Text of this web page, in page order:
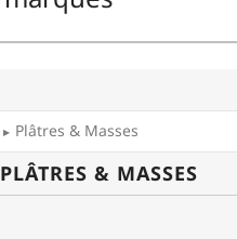
Plâtres & Masses
PLÂTRES & MASSES